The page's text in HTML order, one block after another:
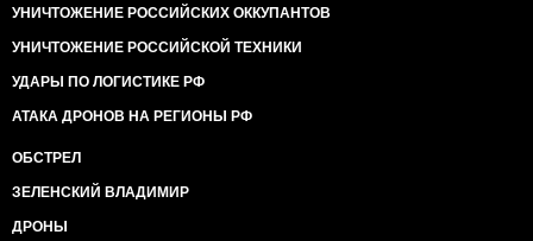
УНИЧТОЖЕНИЕ РОССИЙСКИХ ОККУПАНТОВ
УНИЧТОЖЕНИЕ РОССИЙСКОЙ ТЕХНИКИ
УДАРЫ ПО ЛОГИСТИКЕ РФ
АТАКА ДРОНОВ НА РЕГИОНЫ РФ
ОБСТРЕЛ
ЗЕЛЕНСКИЙ ВЛАДИМИР
ДРОНЫ